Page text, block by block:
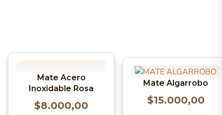
Mate Acero
Inoxidable Rosa
$8.000,00
Mate Algarrobo
$15.000,00